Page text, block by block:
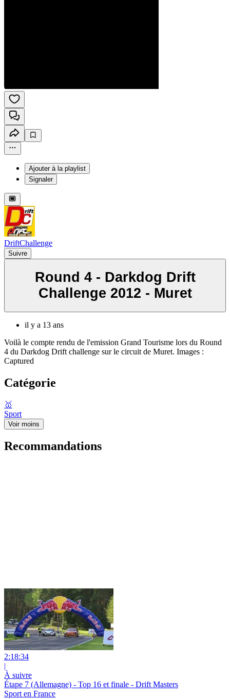
Ajouter à la playlist
Signaler
DriftChallenge
Suivre
Round 4 - Darkdog Drift
Challenge 2012 - Muret
il y a 13 ans
Voilà le compte rendu de l'emission Grand Tourisme lors du Round
4 du Darkdog Drift challenge sur le circuit de Muret. Images :
Captured
Catégorie
🥇
Sport
Voir moins
Recommandations
2:18:34
|
À suivre
Étape 7 (Allemagne) - Top 16 et finale - Drift Masters
Sport en France